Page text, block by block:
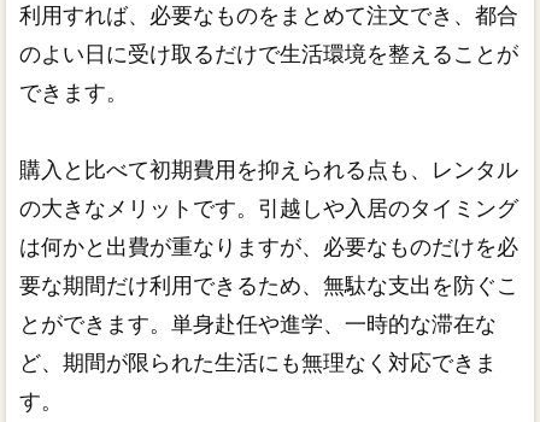
利用すれば、必要なものをまとめて注文でき、都合
のよい日に受け取るだけで生活環境を整えることが
できます。
購入と比べて初期費用を抑えられる点も、レンタル
の大きなメリットです。引越しや入居のタイミング
は何かと出費が重なりますが、必要なものだけを必
要な期間だけ利用できるため、無駄な支出を防ぐこ
とができます。単身赴任や進学、一時的な滞在な
ど、期間が限られた生活にも無理なく対応できま
す。